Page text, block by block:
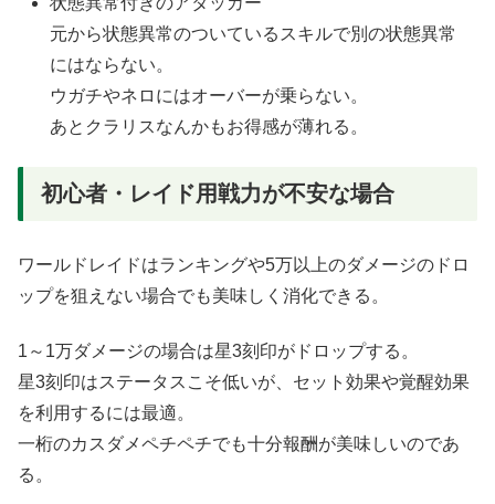
元から状態異常のついているスキルで別の状態異常
にはならない。
ウガチやネロにはオーバーが乗らない。
あとクラリスなんかもお得感が薄れる。
初心者・レイド用戦力が不安な場合
ワールドレイドはランキングや5万以上のダメージのドロ
ップを狙えない場合でも美味しく消化できる。
1～1万ダメージの場合は星3刻印がドロップする。
星3刻印はステータスこそ低いが、セット効果や覚醒効果
を利用するには最適。
一桁のカスダメペチペチでも十分報酬が美味しいのであ
る。